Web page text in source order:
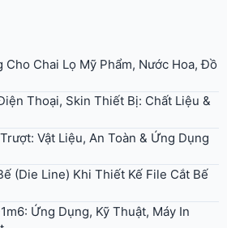
Cho Chai Lọ Mỹ Phẩm, Nước Hoa, Đồ
Thoại, Skin Thiết Bị: Chất Liệu &
Vật Liệu, An Toàn & Ứng Dụng
(Die Line) Khi Thiết Kế File Cắt Bế
Ứng Dụng, Kỹ Thuật, Máy In